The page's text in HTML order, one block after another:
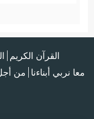
القرآن الكريم
معا نربي أبناءنا من